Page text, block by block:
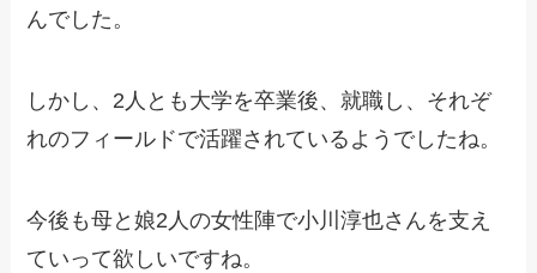
んでした。
しかし、2人とも大学を卒業後、就職し、それぞ
れのフィールドで活躍されているようでしたね。
今後も母と娘2人の女性陣で小川淳也さんを支え
ていって欲しいですね。